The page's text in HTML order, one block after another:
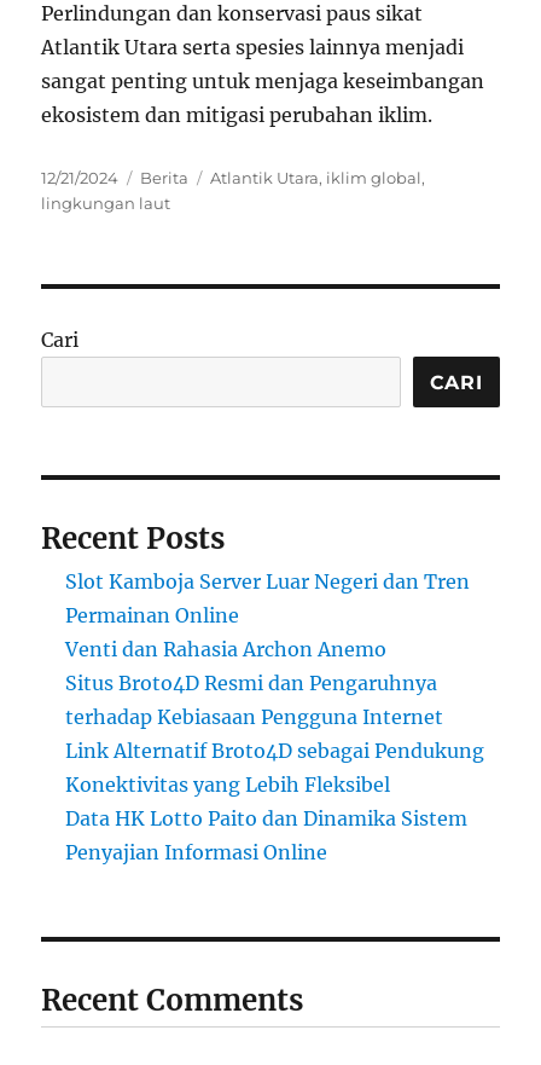
Perlindungan dan konservasi paus sikat
Atlantik Utara serta spesies lainnya menjadi
sangat penting untuk menjaga keseimbangan
ekosistem dan mitigasi perubahan iklim.
Posted
on
12/21/2024 Categories
Berita Tags
Atlantik Utara, iklim global,
lingkungan laut
Cari
CARI
Recent Posts
Slot Kamboja Server Luar Negeri dan Tren
Permainan Online
Venti dan Rahasia Archon Anemo
Situs Broto4D Resmi dan Pengaruhnya
terhadap Kebiasaan Pengguna Internet
Link Alternatif Broto4D sebagai Pendukung
Konektivitas yang Lebih Fleksibel
Data HK Lotto Paito dan Dinamika Sistem
Penyajian Informasi Online
Recent Comments